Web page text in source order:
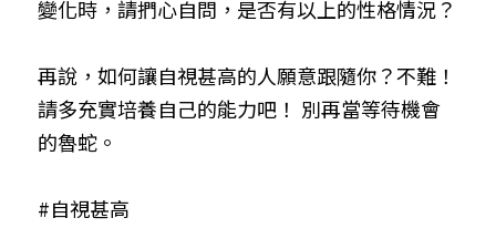
變化時，請捫心自問，是否有以上的性格情況？
再說，如何讓自視甚高的人願意跟隨你？不難！
請多充實培養自己的能力吧！ 別再當等待機會
的魯蛇。
#自視甚高